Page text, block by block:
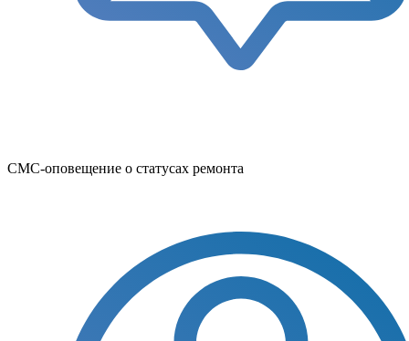
СМС-оповещение о статусах ремонта